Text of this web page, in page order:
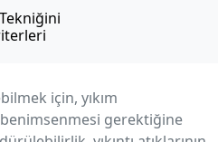
Tekniğini
için, yıkım
gerektiğine